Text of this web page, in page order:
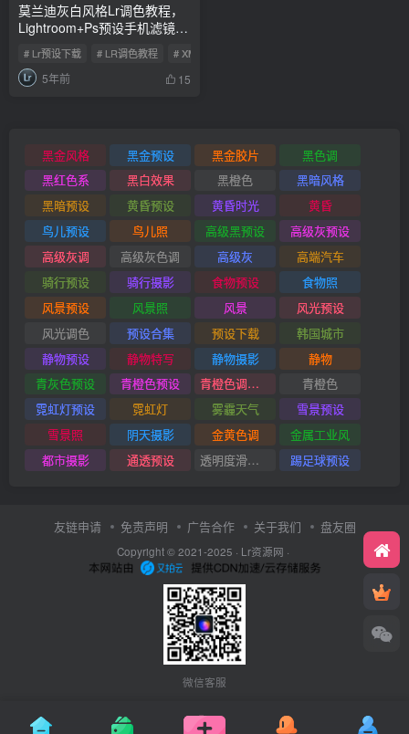
莫兰迪灰白风格Lr调色教程，
Lightroom+Ps预设手机滤镜下
载！
# Lr预设下载 # LR调色教程 # XMP预设
5年前 15
黑金风格 黑金预设 黑金胶片
黑色调
黑红色系
黑白效果 黑橙色
黑暗风格
黑暗预设
黄昏预设 黄昏时光
黄昏
鸟儿预设
鸟儿照 高级黑预设
高级灰预设
高级灰调
高级灰色调 高级灰
高端汽车
骑行预设
骑行摄影 食物预设
食物照
风景预设
风景照 风景
风光预设
风光调色
预设合集 预设下载
韩国城市
静物预设
静物特写 静物摄影
静物
青灰色预设
青橙色预设 青橙色调预设
青橙色
霓虹灯预设
霓虹灯 雾霾天气
雪景预设
雪景照
阴天摄影 金黄色调
金属工业风
都市摄影
通透预设 透明度滑块插件 踢足球预设
友链申请 免责声明 广告合作 关于我们 盘友圈
Copyright © 2021-2025 · Lr资源网 ·
微信客服